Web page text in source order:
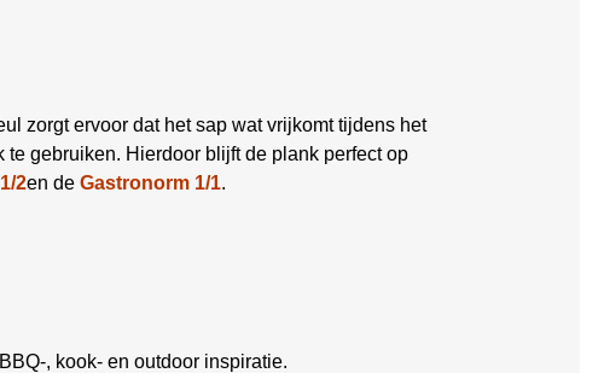
zorgt ervoor dat het sap wat vrijkomt tijdens het
gebruiken. Hierdoor blijft de plank perfect op
2en de Gastronorm 1/1.
, kook- en outdoor inspiratie.